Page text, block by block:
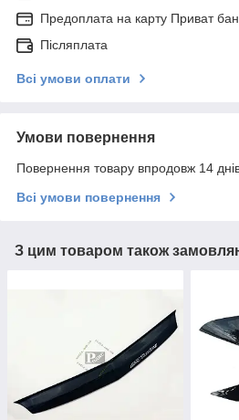
Предоплата на карту Приват
Післяплата
Всі умови оплати
Умови повернення
Повернення товару впродовж 14
Всі умови повернення
З цим товаром також